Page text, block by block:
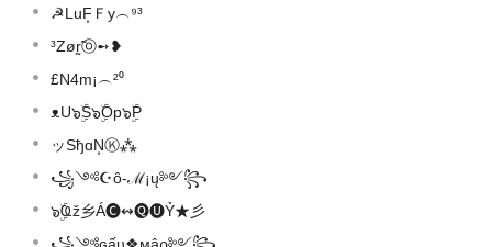
☭LuF͙Ｆу︵⁹³
³Zør̰̃ⓞ➻❥
£N4m¡︵²⁰
ᴥU๖ۣۜS๖ۣۜOp๖ۣۜP
ッSђɑN͙Ⓚ⁂
꧁༺☪ô-ℳ¡ų༻꧂
๖ۣۜҨž乡Á🅒↭🅠🅤Ỷ★彡